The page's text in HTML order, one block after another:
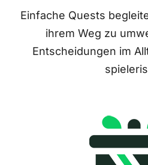
Einfache Quests
ihrem Weg zu
Entscheidungen im